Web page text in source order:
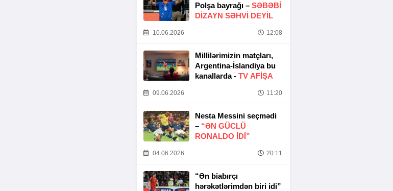
Polşa bayrağı – SƏBƏBI
DIZAYN SƏHVI DEYIL
10.06.2026 12:08
Millilərimizin matçları,
Argentina-İslandiya bu
kanallarda - TV AFİŞA
09.06.2026 11:20
Nesta Messini seçmədi
– “ƏN GÜCLÜ
RONALDO IDI”
04.06.2026 20:11
“Ən biabırçı
hərəkətlərimdən biri idi”